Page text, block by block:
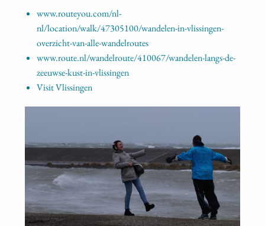
www.routeyou.com/nl-
nl/location/walk/47305100/wandelen-in-vlissingen-
overzicht-van-alle-wandelroutes
www.route.nl/wandelroute/410067/wandelen-langs-de-
zeeuwse-kust-in-vlissingen
Visit Vlissingen